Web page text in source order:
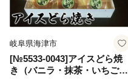
岐阜県海津市
[№5533-0043]アイスどら焼
き（バニラ・抹茶・いちご・